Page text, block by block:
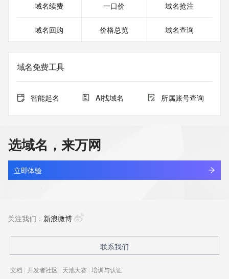
域名续费 一口价 域名抢注
域名回购 价格总览 域名查询
域名免费工具
智能起名 AI找域名 所属账号查询
选域名，来万网
立即体验
关注我们： 新浪微博
联系我们
文档 | 开发者社区 | 天池大赛 | 培训与认证